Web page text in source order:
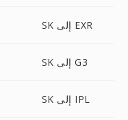
SK إلى EXR
SK إلى G3
SK إلى IPL